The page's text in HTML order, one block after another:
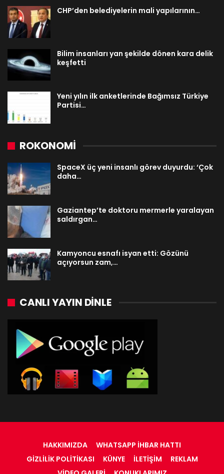
CHP’den belediyelerin mali yapılarının…
Bilim insanları yan şekilde dönen kara delik
keşfetti
Yeni yılın ilk anketlerinde Bağımsız Türkiye
Partisi…
ROKONOMİ
SpaceX üç yeni insanlı görev duyurdu: ‘Çok
daha…
Gaziantep’te doktoru mermerle yaralayan
saldırgan…
Kamyoncu esnafı isyan etti: Gözünü
açıyorsun zam,…
CANLI YAYIN DINLE
HAKKIMIZDA
WHATSAPP İHBAR HATTI
GIZLILIK POLITIKASI
KÜNYE İLETIŞIM
REKLAM